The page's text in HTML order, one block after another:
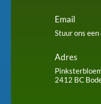
Email
Stuur ons een
Adres
2412 BC